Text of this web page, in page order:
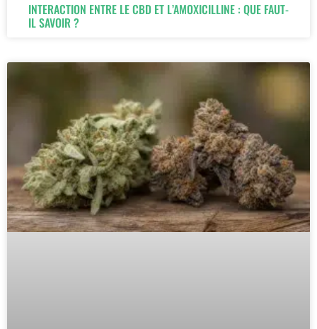
INTERACTION ENTRE LE CBD ET L’AMOXICILLINE : QUE FAUT-
IL SAVOIR ?